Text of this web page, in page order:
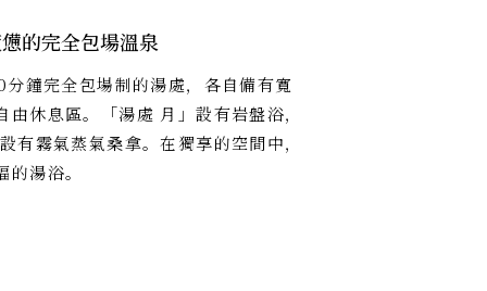
的完全包場溫泉
鐘完全包場制的湯處，各自備有寬
由休息區。「湯處 月」設有岩盤浴，
有霧氣蒸氣桑拿。在獨享的空間中，
湯浴。